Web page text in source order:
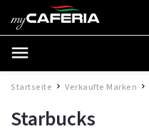
Startseite / Verkaufte Marken /
Starbucks